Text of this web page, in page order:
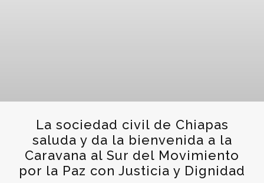
La sociedad civil de Chiapas
saluda y da la bienvenida a la
Caravana al Sur del Movimiento
por la Paz con Justicia y Dignidad